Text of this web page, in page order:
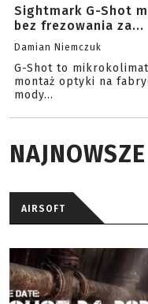
Sightmark G-Shot
bez frezowania za...
Damian Niemczuk
G-Shot to
montaż optyki na
mody...
NAJNOWSZE
AIRSOFT